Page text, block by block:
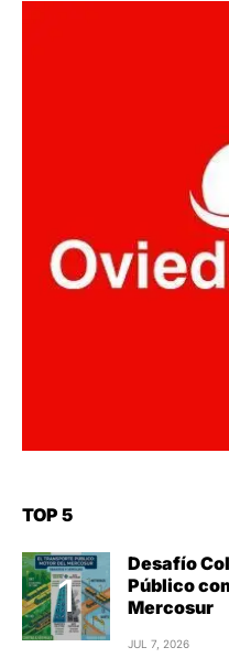
TOP 5
Desafío
Público
Mercosur
JUL 7, 2026